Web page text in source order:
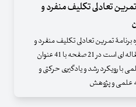
تعادلی تکلیف منفرد و
تمرین تعادلی تکلیف منفرد و
تکلیف دوگانه بر تعادل سالمندان " مقاله ای است در 21 صفحه با 41 عنوان
با رویکرد رشد و یادگیری حرکتی و
علمی و پژوهش